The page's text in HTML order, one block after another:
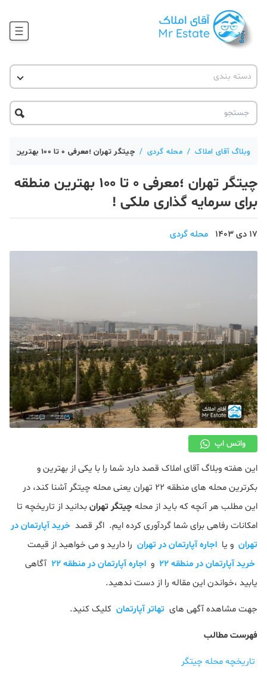
آموزش املاک
حقوقی
آکادمی
دسته بندی
آقای مشاور املاک
آکادمی آقای املاک
آموزش املاک
آموزش پلتفرم آقای املاک
اخبار مسکن
تحلیل مسکن
محله گردی
معماری
ملکی
همایش و نمایشگاه
وبلاگ آقای املاک / محله گردی / چیتگر تهران ؛معرفی 0 تا 100 بهترین منطقه برای سرمایه‌ گذاری ملکی !
چیتگر تهران ؛معرفی 0 تا 100 بهترین منطقه
برای سرمایه‌ گذاری ملکی !
17 دی 1403 محله گردی
واتس اپ
این هفته وبلاگ آقای املاک قصد دارد شما را با یکی از بهترین و
بکرترین محله های منطقه ۲۲ تهران یعنی محله چیتگر آشنا کند، در
این مطلب هر آنچه که باید از محلهچیتگر تهرانبدانید از تاریخچه تا
امکانات رفاهی برای شما گردآوری کرده ایم. اگر قصد خرید آپارتمان در
تهران و یا اجاره آپارتمان در تهران را دارید و می خواهید از قیمت
خرید آپارتمان در منطقه 22
و اجاره آپارتمان در منطقه 22
آگاهی
یابید ،خواندن این مقاله را از دست ندهید.
جهت مشاهده آگهی های تهاتر آپارتمان کلیک کنید.
فهرست مطالب
تاریخچه محله چیتگر